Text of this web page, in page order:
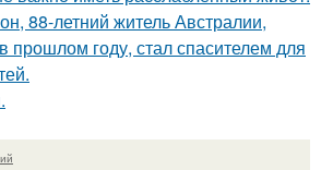
88-летний житель Австралии,
прошлом году, стал спасителем для